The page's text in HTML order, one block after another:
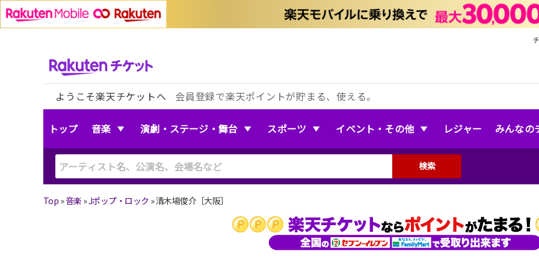
ようこそ楽天チケットへ 会員登録で楽天ポイントが貯まる、使える。
トップ 音楽 演劇・ステージ・舞台 スポーツ イベント・その他 レジャー みんなの
検索
Top »音楽 »Jポップ・ロック »清木場俊介［大阪］